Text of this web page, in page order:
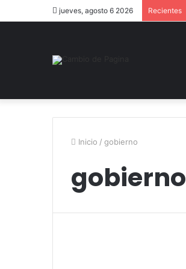
jueves, agosto 6 2026 Recientes
Inicio / gobierno
gobierno